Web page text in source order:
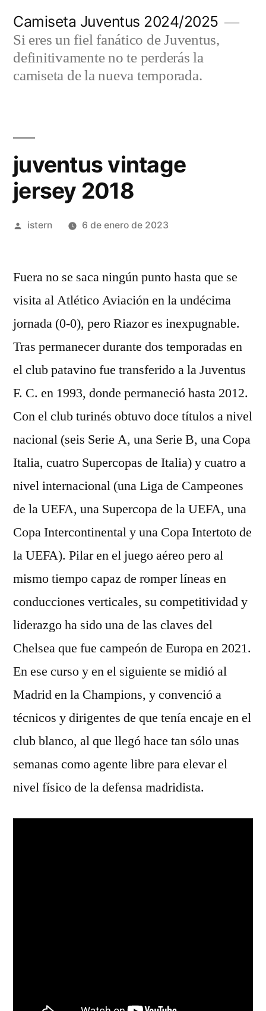
contenido
Camiseta Juventus 2024/2025
Si eres un fiel fanático de Juventus,
definitivamente no te perderás la
camiseta de la nueva temporada.
juventus vintage
jersey 2018
Publicado
istern 6 de enero de 2023
Fuera no se saca ningún punto hasta que se
visita al Atlético Aviación en la undécima
jornada (0-0), pero Riazor es inexpugnable.
Tras permanecer durante dos temporadas en
el club patavino fue transferido a la Juventus
F. C. en 1993, donde permaneció hasta 2012.
Con el club turinés obtuvo doce títulos a nivel
nacional (seis Serie A, una Serie B, una Copa
Italia, cuatro Supercopas de Italia) y cuatro a
nivel internacional (una Liga de Campeones
de la UEFA, una Supercopa de la UEFA, una
Copa Intercontinental y una Copa Intertoto de
la UEFA). Pilar en el juego aéreo pero al
mismo tiempo capaz de romper líneas en
conducciones verticales, su competitividad y
liderazgo ha sido una de las claves del
Chelsea que fue campeón de Europa en 2021.
En ese curso y en el siguiente se midió al
Madrid en la Champions, y convenció a
técnicos y dirigentes de que tenía encaje en el
club blanco, al que llegó hace tan sólo unas
semanas como agente libre para elevar el
nivel físico de la defensa madridista.